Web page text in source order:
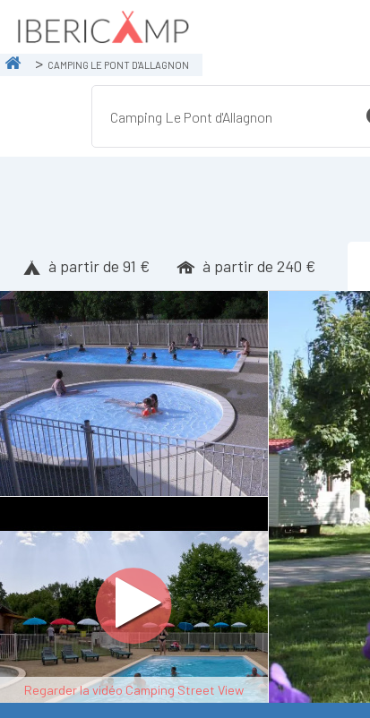
CAMPING LE PONT D'ALLAGNON
à partir de 91 € à partir de 240 €
Regarder la vidéo Camping Street View